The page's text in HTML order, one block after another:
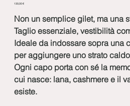
Prezzo
130,00 €
Non un semplice gilet, ma una
Taglio essenziale, vestibilità
Ideale da indossare sopra una
per aggiungere uno strato
Ogni capo porta con sé la
cui nasce: lana, cashmere e il
esiste.